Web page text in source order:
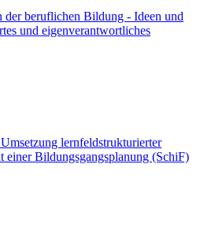
beruflichen Bildung - Ideen und
und eigenverantwortliches
lernfeldstrukturierter
einer Bildungsgangsplanung (SchiF)